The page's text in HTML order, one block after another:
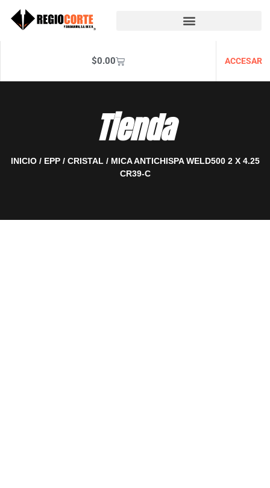
$0.00 ACCESAR
Tienda
INICIO/ EPP/ CRISTAL/ MICA ANTICHISPA WELD500 2 X 4.25
CR39-C